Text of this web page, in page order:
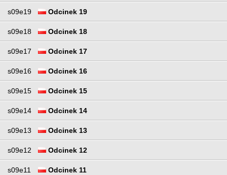
s09e19 Odcinek 19
s09e18 Odcinek 18
s09e17 Odcinek 17
s09e16 Odcinek 16
s09e15 Odcinek 15
s09e14 Odcinek 14
s09e13 Odcinek 13
s09e12 Odcinek 12
s09e11 Odcinek 11